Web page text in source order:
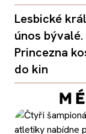
Lesbické
únos
Princezna
do kin